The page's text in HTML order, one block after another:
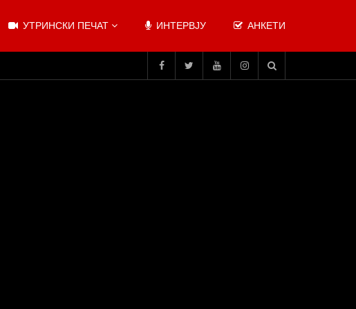
УТРИНСКИ ПЕЧАТ ИНТЕРВЈУ АНКЕТИ